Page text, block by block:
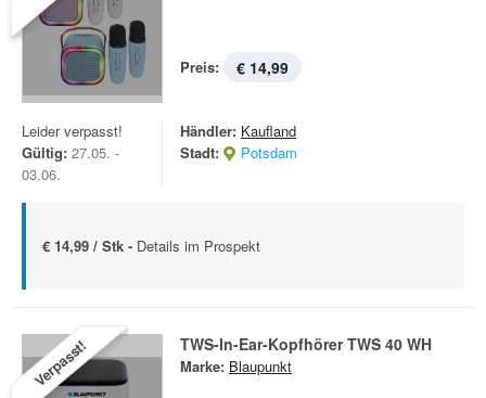
Preis: € 14,99
Leider verpasst!
Gültig: 27.05. -
03.06.
Händler: Kaufland
Stadt:
Potsdam
€ 14,99 / Stk - Details im Prospekt
Verpasst! TWS-In-Ear-Kopfhörer TWS 40 WH
Marke: Blaupunkt